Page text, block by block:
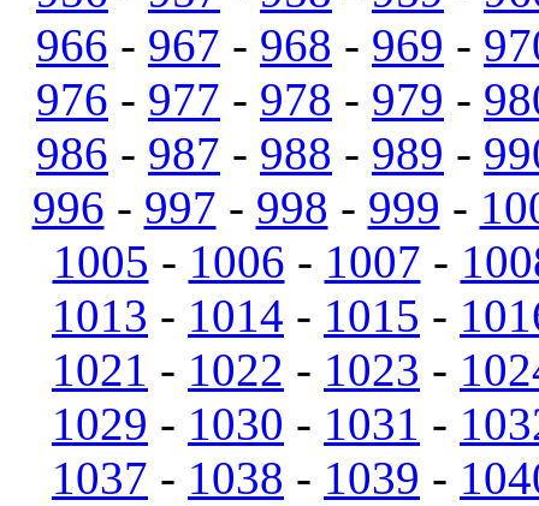
966 - 967 - 968 - 969 -
976 - 977 - 978 - 979 -
986 - 987 - 988 - 989 -
996 - 997 - 998 - 999 -
1005 - 1006 - 1007 -
1013 - 1014 - 1015 -
1021 - 1022 - 1023 -
1029 - 1030 - 1031 -
1037 - 1038 - 1039 -